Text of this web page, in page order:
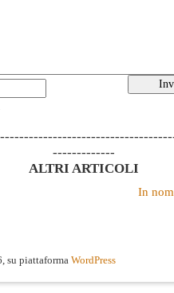
-------------
ALTRI ARTICOLI
In
su piattaforma WordPress